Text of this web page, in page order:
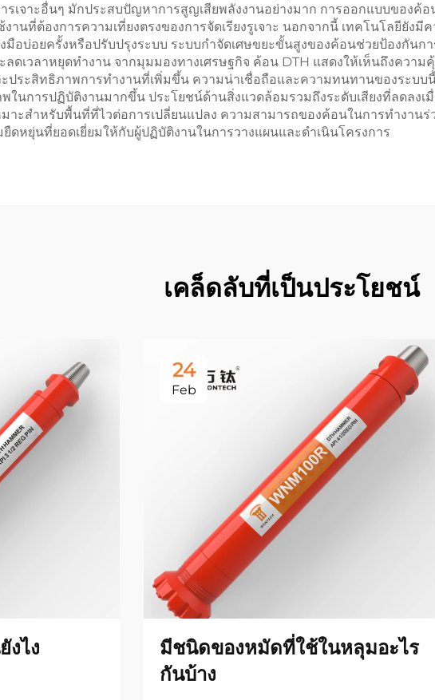
รเจาะอื่นๆ มักประสบปัญหาการสูญเสียพลังงานอย่างมาก การออกแบบของค้
านที่ต้องการความเที่ยงตรงของการจัดเรียงรูเจาะ นอกจากนี้ เทคโนโลยียั
มือบ่อยครั้งหรือปรับปรุงระบบ ระบบกำจัดเศษขยะขั้นสูงของค้อนช่วยป้องกันก
ลดเวลาหยุดทำงาน จากมุมมองทางเศรษฐกิจ ค้อน DTH แสดงให้เห็นถึงคว
ะประสิทธิภาพการทำงานที่เพิ่มขึ้น ความน่าเชื่อถือและความทนทานของระบบ
ในการปฏิบัติงานมากขึ้น ประโยชน์ด้านสิ่งแวดล้อมรวมถึงระดับเสียงที่ลดลงเ
าะสำหรับพื้นที่ที่ไวต่อการเปลี่ยนแปลง ความสามารถของค้อนในการทำงาน
ดหยุ่นที่ยอดเยี่ยมให้กับผู้ปฏิบัติงานในการวางแผนและดำเนินโครงการ
เคล็ดลับที่เป็นประโยชน์
งไง
24
Feb
มีชนิดของหมัดที่ใช้ในหลุมอะไร
กันบ้าง